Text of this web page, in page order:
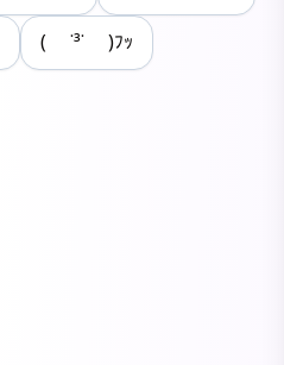
( ˙³˙ )ﾌｯ